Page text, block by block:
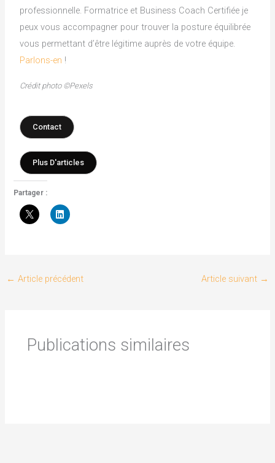
professionnelle. Formatrice et Business Coach Certifiée je
peux vous accompagner pour trouver la posture équilibrée
vous permettant d’être légitime auprès de votre équipe.
Parlons-en !
Crédit photo ©Pexels
Contact
Plus D'articles
Partager :
← Article précédent Article suivant →
Publications similaires